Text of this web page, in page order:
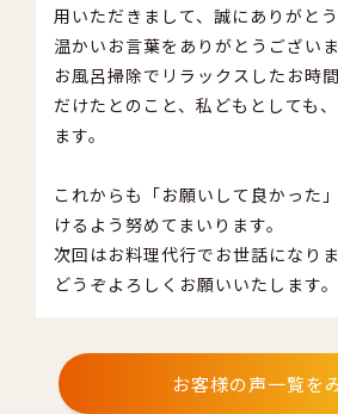
用いただきまして、誠にありがとう
温かいお言葉をありがとうございま
お風呂掃除でリラックスしたお時
だけたとのこと、私どもとしても
ます。
これからも「お願いして良かった
けるよう努めてまいります。
次回はお料理代行でお世話になり
どうぞよろしくお願いいたします。
お客様の声一覧を